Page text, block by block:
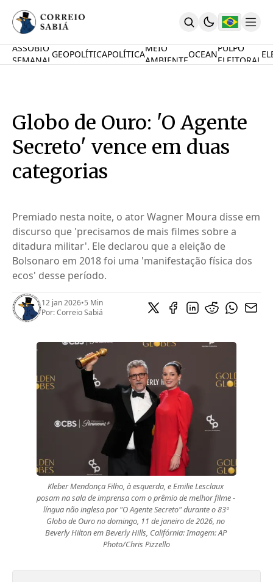
Comunidade
MauriNews
Contrate
English
Desafio Oceânico
Calcule A Poupança
PARTICIPE
ASSOBIO
SEMANAL
GEOPOLÍTICAPOLÍTICA
MEIO
AMBIENTE
OCEAN
PULPO
ELEITORAL
Globo de Ouro: 'O Agente
Secreto' vence em duas
categorias
Premiado nesta noite, o ator Wagner Moura disse em
discurso que 'precisamos de mais filmes sobre a
ditadura militar'. Ele declarou que a eleição de
Bolsonaro em 2018 foi uma 'manifestação física dos
ecos' desse período.
12 jan 2026•5 Min
Por:Correio Sabiá
Kleber Mendonça Filho, à esquerda, e Emilie Lesclaux
posam na sala de imprensa com o prêmio de melhor filme -
língua não inglesa por "O Agente Secreto" durante o 83º
Globo de Ouro no domingo, 11 de janeiro de 2026, no
Beverly Hilton em Beverly Hills, Califórnia: Imagem: AP
Photo/Chris Pizzello